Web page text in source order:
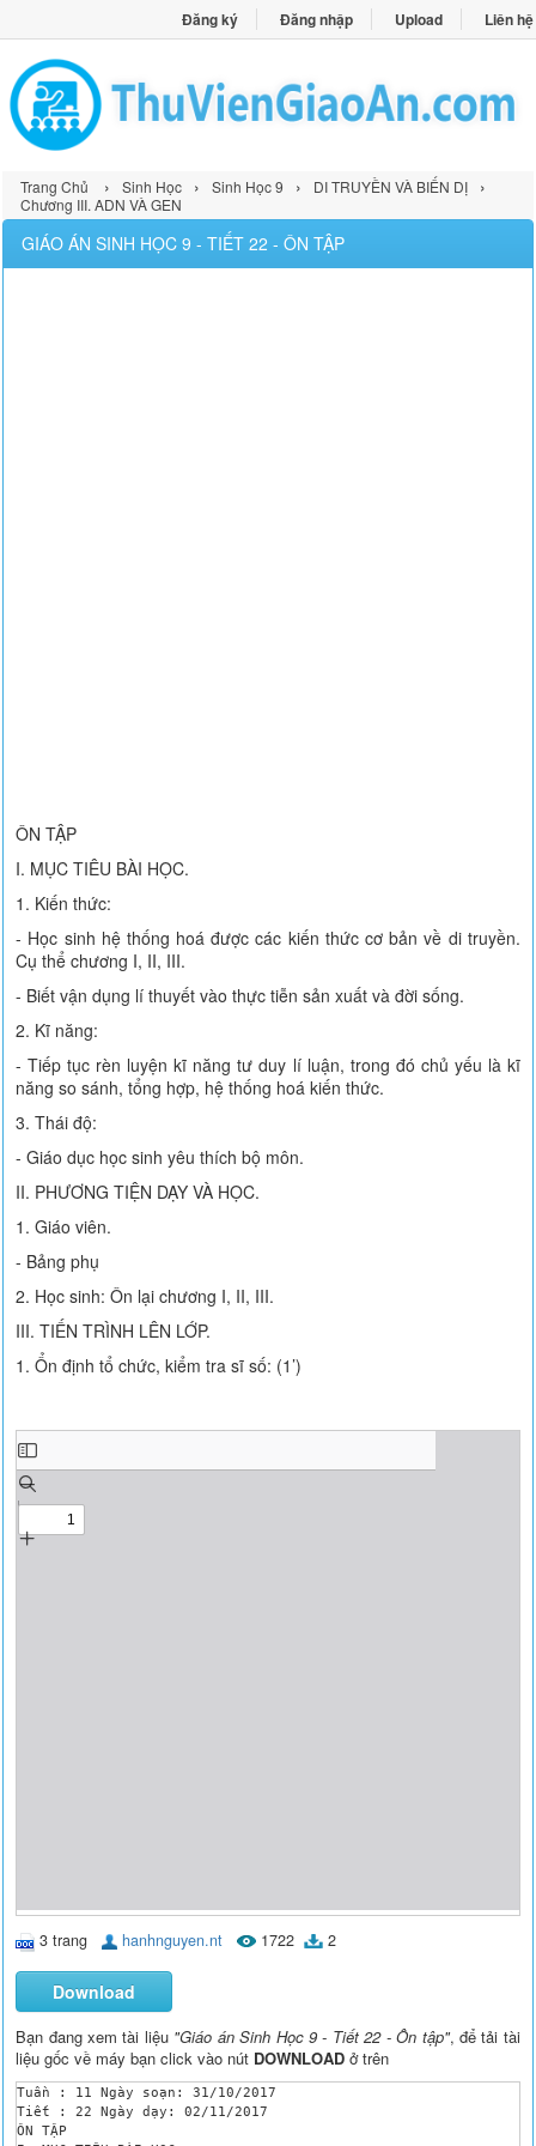
Đăng ký Đăng nhập Upload Liên hệ
Trang Chủ › Sinh Học › Sinh Học 9 › DI TRUYỀN VÀ BIẾN DỊ ›
Chương III. ADN VÀ GEN
GIÁO ÁN SINH HỌC 9 - TIẾT 22 - ÔN TẬP
ÔN TẬP
I. MỤC TIÊU BÀI HỌC.
1. Kiến thức:
- Học sinh hệ thống hoá được các kiến thức cơ bản về di truyền.
Cụ thể chương I, II, III.
- Biết vận dụng lí thuyết vào thực tiễn sản xuất và đời sống.
2. Kĩ năng:
- Tiếp tục rèn luyện kĩ năng tư duy lí luận, trong đó chủ yếu là kĩ
năng so sánh, tổng hợp, hệ thống hoá kiến thức.
3. Thái độ:
- Giáo dục học sinh yêu thích bộ môn.
II. PHƯƠNG TIỆN DẠY VÀ HỌC.
1. Giáo viên.
- Bảng phụ
2. Học sinh: Ôn lại chương I, II, III.
III. TIẾN TRÌNH LÊN LỚP.
1. Ổn định tổ chức, kiểm tra sĩ số: (1’)
3 trang hanhnguyen.nt 1722 2
Download
Bạn đang xem tài liệu "Giáo án Sinh Học 9 - Tiết 22 - Ôn tập", để tải tài
liệu gốc về máy bạn click vào nút DOWNLOAD ở trên
Tuần : 11 Ngày soạn: 31/10/2017
Tiết : 22 Ngày dạy: 02/11/2017
ÔN TẬP